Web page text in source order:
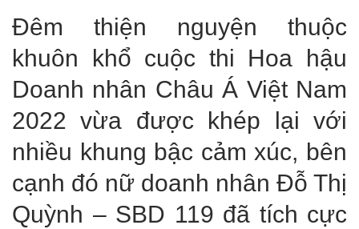
Đêm thiện nguyện thuộc
khuôn khổ cuộc thi Hoa hậu
Doanh nhân Châu Á Việt Nam
2022 vừa được khép lại với
nhiều khung bậc cảm xúc, bên
cạnh đó nữ doanh nhân Đỗ Thị
Quỳnh – SBD 119 đã tích cực